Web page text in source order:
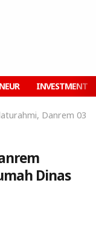
INVESTMENT
Danrem
Dinas